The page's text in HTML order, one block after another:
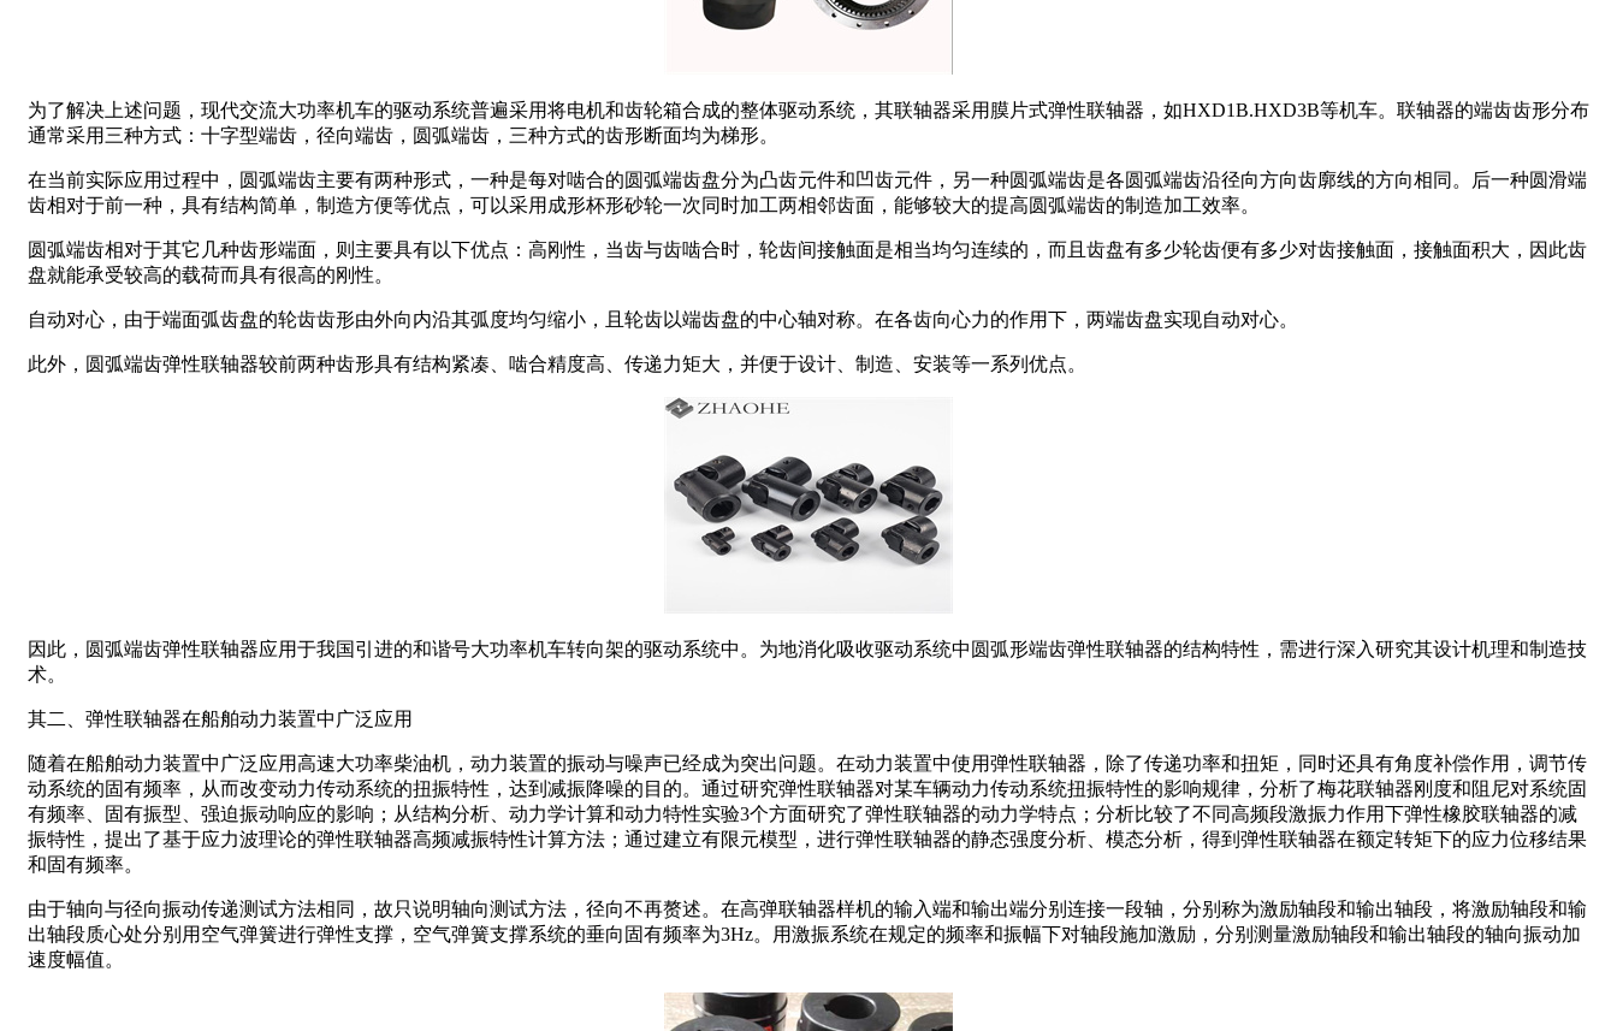
为了解决上述问题，现代交流大功率机车的驱动系统普遍采用将电机和齿轮箱合成的整体驱动系统，其联轴器采用膜片式弹性联轴器，如HXD1B.HXD3B等机车。联轴器的端齿齿形分布
通常采用三种方式：十字型端齿，径向端齿，圆弧端齿，三种方式的齿形断面均为梯形。
在当前实际应用过程中，圆弧端齿主要有两种形式，一种是每对啮合的圆弧端齿盘分为凸齿元件和凹齿元件，另一种圆弧端齿是各圆弧端齿沿径向方向齿廓线的方向相同。后一种圆滑端
齿相对于前一种，具有结构简单，制造方便等优点，可以采用成形杯形砂轮一次同时加工两相邻齿面，能够较大的提高圆弧端齿的制造加工效率。
圆弧端齿相对于其它几种齿形端面，则主要具有以下优点：高刚性，当齿与齿啮合时，轮齿间接触面是相当均匀连续的，而且齿盘有多少轮齿便有多少对齿接触面，接触面积大，因此齿
盘就能承受较高的载荷而具有很高的刚性。
自动对心，由于端面弧齿盘的轮齿齿形由外向内沿其弧度均匀缩小，且轮齿以端齿盘的中心轴对称。在各齿向心力的作用下，两端齿盘实现自动对心。
此外，圆弧端齿弹性联轴器较前两种齿形具有结构紧凑、啮合精度高、传递力矩大，并便于设计、制造、安装等一系列优点。
因此，圆弧端齿弹性联轴器应用于我国引进的和谐号大功率机车转向架的驱动系统中。为地消化吸收驱动系统中圆弧形端齿弹性联轴器的结构特性，需进行深入研究其设计机理和制造技
术。
其二、弹性联轴器在船舶动力装置中广泛应用
随着在船舶动力装置中广泛应用高速大功率柴油机，动力装置的振动与噪声已经成为突出问题。在动力装置中使用弹性联轴器，除了传递功率和扭矩，同时还具有角度补偿作用，调节传
动系统的固有频率，从而改变动力传动系统的扭振特性，达到减振降噪的目的。通过研究弹性联轴器对某车辆动力传动系统扭振特性的影响规律，分析了梅花联轴器刚度和阻尼对系统固
有频率、固有振型、强迫振动响应的影响；从结构分析、动力学计算和动力特性实验3个方面研究了弹性联轴器的动力学特点；分析比较了不同高频段激振力作用下弹性橡胶联轴器的减
振特性，提出了基于应力波理论的弹性联轴器高频减振特性计算方法；通过建立有限元模型，进行弹性联轴器的静态强度分析、模态分析，得到弹性联轴器在额定转矩下的应力位移结果
和固有频率。
由于轴向与径向振动传递测试方法相同，故只说明轴向测试方法，径向不再赘述。在高弹联轴器样机的输入端和输出端分别连接一段轴，分别称为激励轴段和输出轴段，将激励轴段和输
出轴段质心处分别用空气弹簧进行弹性支撑，空气弹簧支撑系统的垂向固有频率为3Hz。用激振系统在规定的频率和振幅下对轴段施加激励，分别测量激励轴段和输出轴段的轴向振动加
速度幅值。